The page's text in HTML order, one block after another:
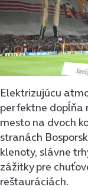
Elektrizujúcu
perfektne dopĺňa
mesto na dvoch
stranách
klenoty, slávne
zážitky pre
reštauráciách.